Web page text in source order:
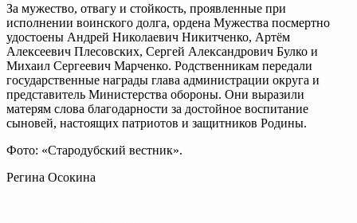
За мужество, отвагу и стойкость, проявленные при
исполнении воинского долга, ордена Мужества посмертно
удостоены Андрей Николаевич Никитченко, Артём
Алексеевич Плесовских, Сергей Александрович Булко и
Михаил Сергеевич Марченко. Родственникам передали
государственные награды глава администрации округа и
представитель Министерства обороны. Они выразили
матерям слова благодарности за достойное воспитание
сыновей, настоящих патриотов и защитников Родины.
Фото: «Стародубский вестник».
Регина Осокина